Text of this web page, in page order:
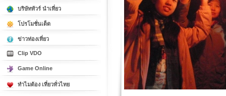
บริษัททัวร์ นำเที่ยว
โปรโมชั่นเด็ด
ข่าวท่องเที่ยว
Clip VDO
Game Online
ทำไมต้อง เที่ยวทั่วไทย